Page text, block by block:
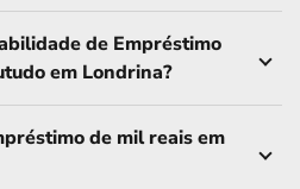
de Empréstimo
em Londrina?
de mil reais em